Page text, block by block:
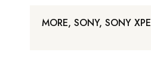
MORE, SONY, SONY